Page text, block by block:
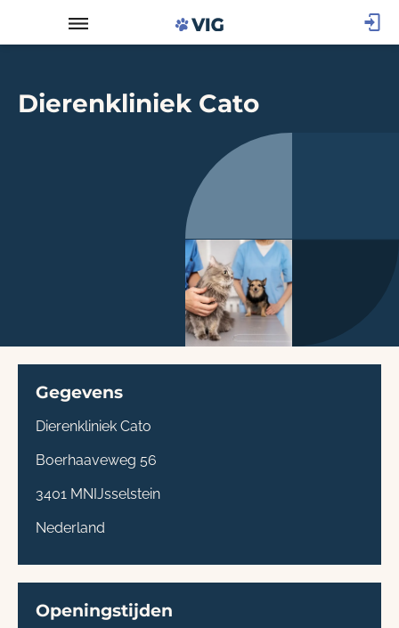
Dierenkliniek Cato
Gegevens
Dierenkliniek Cato
Boerhaaveweg 56
3401 MNIJsselstein
Nederland
Openingstijden